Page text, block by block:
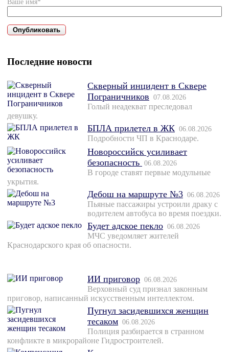
Последние новости
Скверный инцидент в Сквере
Пограничников 07.08.2026
Голый неадекват преследовал
девушку.
БПЛА прилетел в ЖК 06.08.2026
Подробности ЧП в Краснодаре.
Новороссийск усиливает
безопасность 06.08.2026
В городе ставят первые модульные
укрытия.
Дебош на маршруте №3 06.08.2026
Пьяные пассажиры устроили драку с
водителем автобуса во время поездки.
Будет адское пекло 06.08.2026
МЧС уведомляет жителей
Краснодарского края об опасности.
ИИ приговор 06.08.2026
Верховный суд признал законным
приговор, написанный искусственным интеллектом.
Пугнул засидевшихся женщин
тесаком 06.08.2026
Полиция разбирается в странном
конфликте в микрорайоне Гидростроителей.